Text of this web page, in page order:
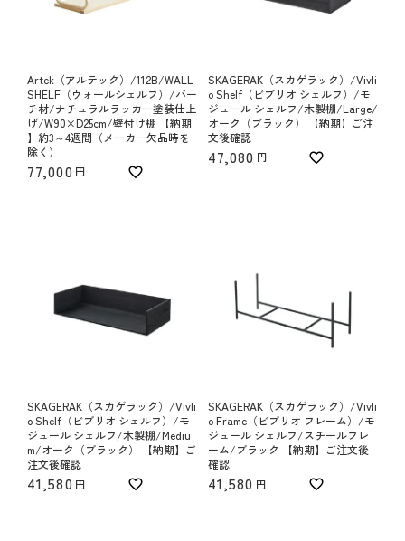
Artek（アルテック）/112B/WALL
SHELF（ウォールシェルフ）/バー
チ材/ナチュラルラッカー塗装仕上
げ/W90×D25cm/壁付け棚 【納期
】約3～4週間（メーカー欠品時を
除く）
77,000
SKAGERAK（スカゲラック）/Vivli
o Shelf（ビブリオ シェルフ）/モ
ジュール シェルフ/木製棚/Large/
オーク（ブラック） 【納期】ご注
文後確認
47,080
SKAGERAK（スカゲラック）/Vivli
o Shelf（ビブリオ シェルフ）/モ
ジュール シェルフ/木製棚/Mediu
m/オーク（ブラック） 【納期】ご
注文後確認
41,580
SKAGERAK（スカゲラック）/Vivli
o Frame（ビブリオ フレーム）/モ
ジュール シェルフ/スチールフレ
ーム/ブラック 【納期】ご注文後
確認
41,580